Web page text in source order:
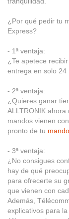
¿Por qué pedir tu
Express?
- 1ª ventaja:
¿Te apetece
entrega en solo 24
- 2ª ventaja:
¿Quieres ganar
ALLTRONIK
mandos vienen
pronto de tu mando
- 3ª ventaja:
¿No consigues
hay de qué
para ofrecerte su
que vienen con
Además,
explicativos para